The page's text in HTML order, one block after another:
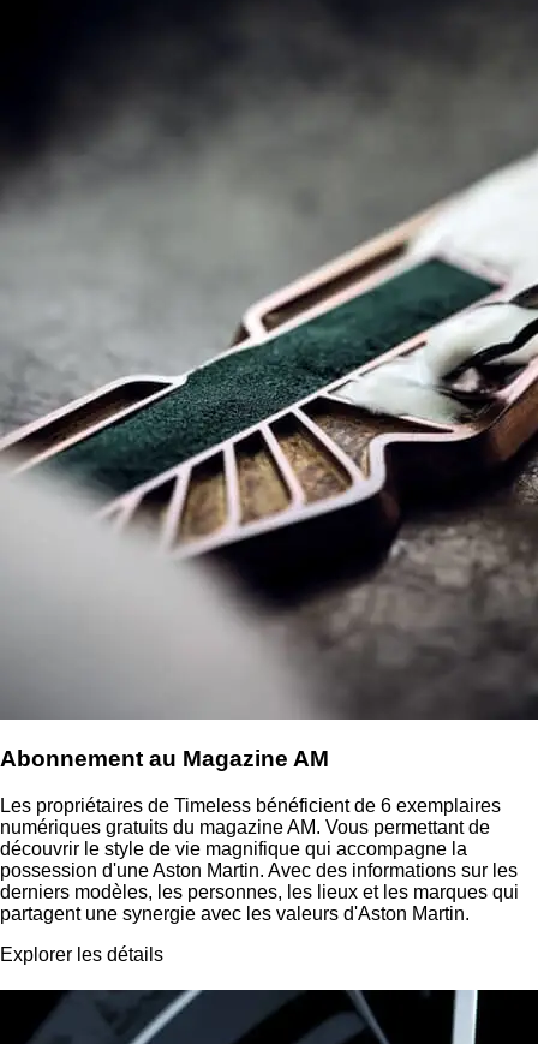
Abonnement au Magazine AM
Les propriétaires de Timeless bénéficient de 6 exemplaires
numériques gratuits du magazine AM. Vous permettant de
découvrir le style de vie magnifique qui accompagne la
possession d'une Aston Martin. Avec des informations sur les
derniers modèles, les personnes, les lieux et les marques qui
partagent une synergie avec les valeurs d'Aston Martin.
Explorer les détails